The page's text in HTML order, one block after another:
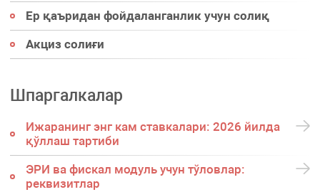
Ер қаъридан фойдаланганлик учун солиқ
Акциз солиғи
Шпаргалкалар
Ижаранинг энг кам ставкалари: 2026 йилда
қўллаш тартиби
ЭРИ ва фискал модуль учун тўловлар:
реквизитлар